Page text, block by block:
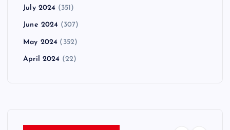
July 2024 (351)
June 2024 (307)
May 2024 (352)
April 2024 (22)